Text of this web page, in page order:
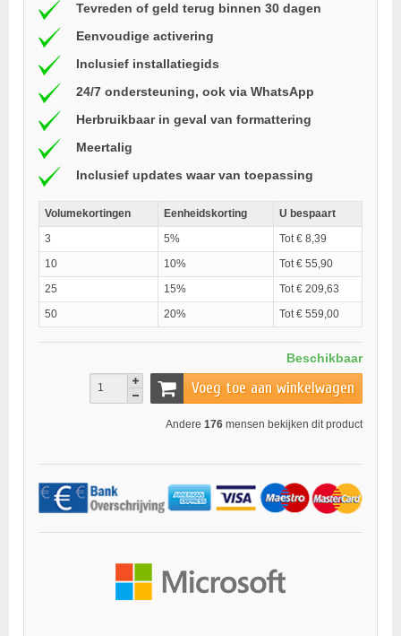
Tevreden of geld terug binnen 30 dagen
Eenvoudige activering
Inclusief installatiegids
24/7 ondersteuning, ook via WhatsApp
Herbruikbaar in geval van formattering
Meertalig
Inclusief updates waar van toepassing
Volumekortingen Eenheidskorting
U bespaart
3
5%
Tot € 8,39
10
10%
Tot € 55,90
25
15%
Tot € 209,63
50
20% Tot € 559,00
Beschikbaar
Voeg toe aan winkelwagen
Andere 176 mensen bekijken dit product